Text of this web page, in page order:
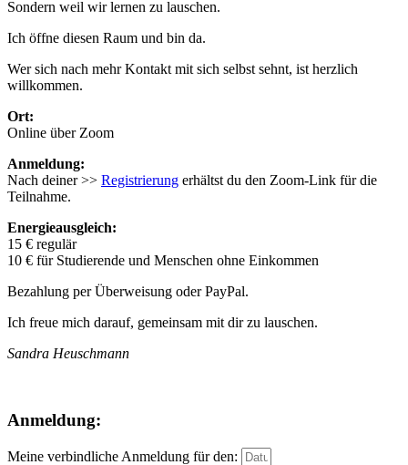
Sondern weil wir lernen zu lauschen.
Ich öffne diesen Raum und bin da.
Wer sich nach mehr Kontakt mit sich selbst sehnt, ist herzlich
willkommen.
Ort:
Online über Zoom
Anmeldung:
Nach deiner >> Registrierung erhältst du den Zoom-Link für die
Teilnahme.
Energieausgleich:
15 € regulär
10 € für Studierende und Menschen ohne Einkommen
Bezahlung per Überweisung oder PayPal.
Ich freue mich darauf, gemeinsam mit dir zu lauschen.
Sandra Heuschmann
Anmeldung:
Meine verbindliche Anmeldung für den: